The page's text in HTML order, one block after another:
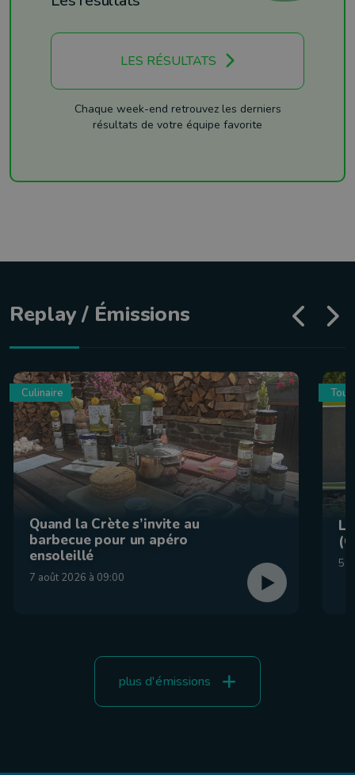
LES RÉSULTATS
Chaque week-end retrouvez les derniers
résultats de votre équipe favorite
Replay / Émissions
Culinaire
Quand la Crète s’invite au
barbecue pour un apéro
ensoleillé
7 août 2026 à 09:00
5
plus d'émissions